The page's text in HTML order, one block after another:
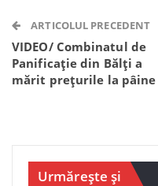
Telegram WhatsApp
ARTICOLUL PRECEDENT
VIDEO/ Combinatul de
Panificație din Bălți a
mărit prețurile la pâine
Urmărește și